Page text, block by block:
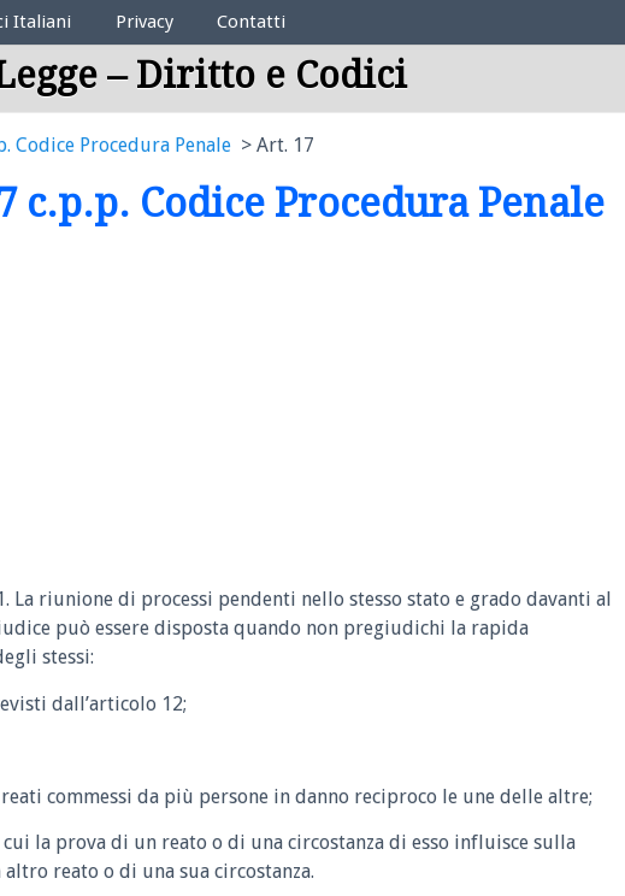
Legali
Italiani Privacy Contatti
– Diritto e Codici
Codice Procedura Penale Art. 17
c.p.p. Codice Procedura Penale
La riunione di processi pendenti nello stesso stato e grado davanti al
può essere disposta quando non pregiudichi la rapida
stessi:
dall’articolo 12;
commessi da più persone in danno reciproco le une delle altre;
la prova di un reato o di una circostanza di esso influisce sulla
reato o di una sua circostanza.